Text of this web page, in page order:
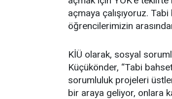
açmaya çalışıyoruz.
öğrencilerimizin
KİÜ olarak, sosyal
Küçükönder, “Tabi
sorumluluk projeleri
bir araya geliyor, onlara